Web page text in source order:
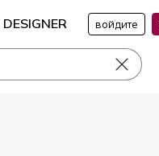
DESIGNER войдите